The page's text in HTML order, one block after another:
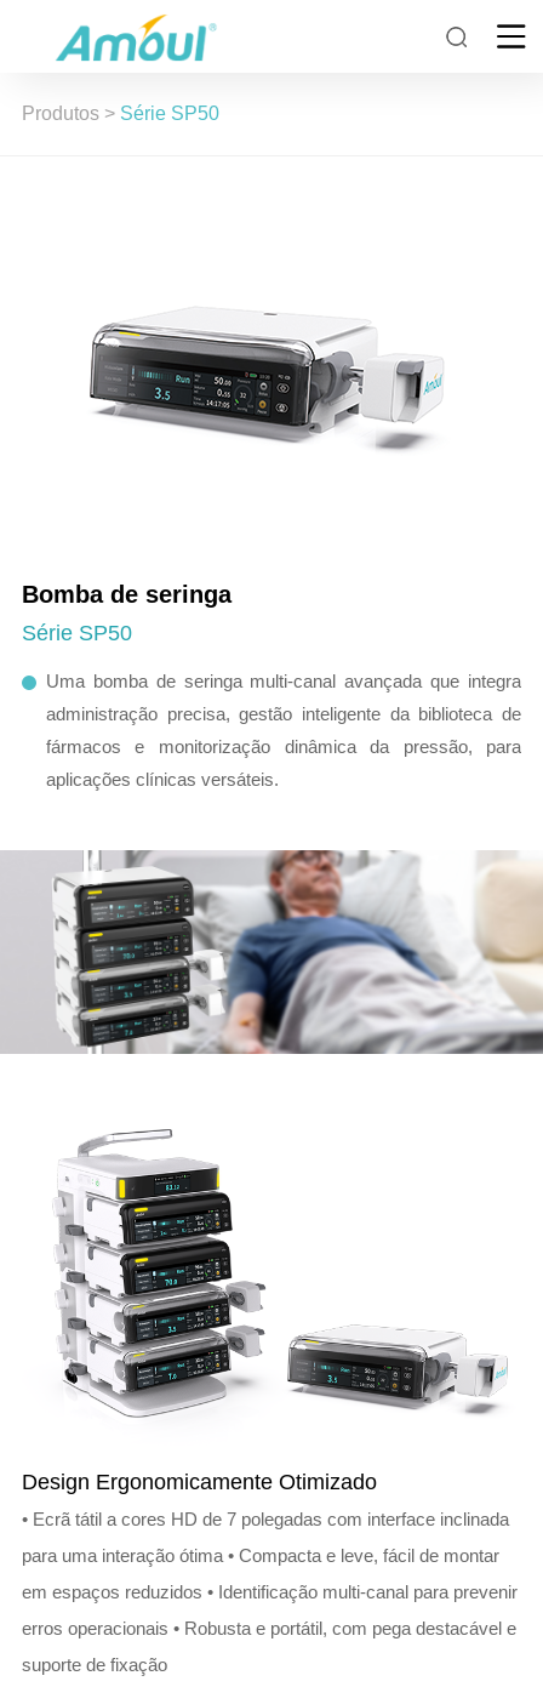
Produtos> Série SP50
Bomba de seringa
Série SP50
Uma bomba de seringa multi-canal avançada que integra
administração precisa, gestão inteligente da biblioteca de
fármacos e monitorização dinâmica da pressão, para
aplicações clínicas versáteis.
Design Ergonomicamente Otimizado
• Ecrã tátil a cores HD de 7 polegadas com interface inclinada
para uma interação ótima • Compacta e leve, fácil de montar
em espaços reduzidos • Identificação multi-canal para prevenir
erros operacionais • Robusta e portátil, com pega destacável e
suporte de fixação